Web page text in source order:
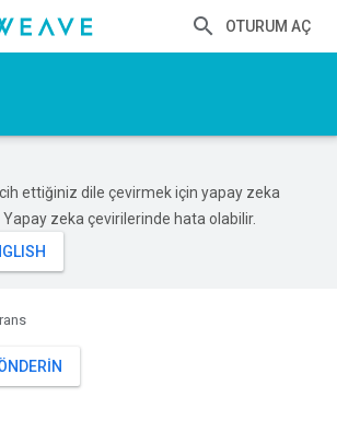
OTURUM AÇ
ettiğiniz dile çevirmek için yapay zeka
Yapay zeka çevirilerinde hata olabilir.